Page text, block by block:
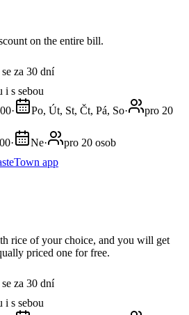
on the entire bill.
za 30 dní
i s sebou
· Po, Út, St, Čt, Pá, So·
pro 20
· Ne·
pro 20 osob
app
rice of your choice, and you will get
priced one for free.
za 30 dní
i s sebou